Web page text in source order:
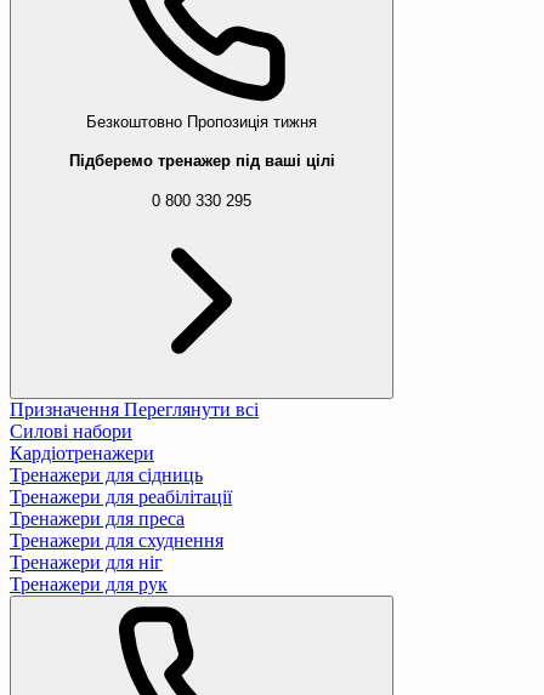
Безкоштовно Пропозиція тижня
Підберемо тренажер під ваші цілі
0 800 330 295
Призначення Переглянути всі
Силові набори
Кардіотренажери
Тренажери для сідниць
Тренажери для реабілітації
Тренажери для преса
Тренажери для схуднення
Тренажери для ніг
Тренажери для рук